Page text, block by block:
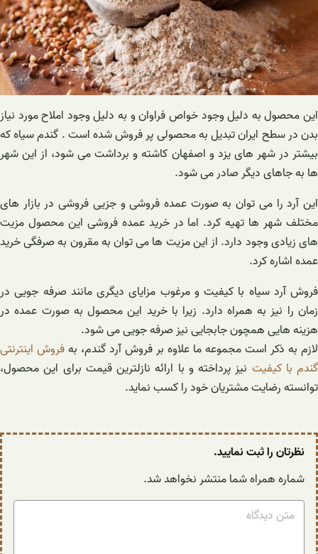
این محصول به دلیل وجود خواص فراوان و به دلیل وجود املاح مورد نیاز
بدن در سطح ایران تبدیل به محصولی پر فروش شده است . گندم سیاه که
بیشتر در شهر های یزد و اصفهان کاشته و برداشت می شود، از این شهر
ها به جاهای دیگر صادر می شود.
این آرد را می توان به صورت عمده فروشی و جزیی فروشی در بازار های
مختلف شهر ها تهیه کرد. اما در خرید عمده فروشی این محصول مزیت
های زیادی وجود دارد. از این مزیت ها می توان به مقرون به صرفگی خرید
عمده اشاره کرد.
فروش آرد سیاه با کیفیت و مرغوب مزایای دیگری مانند صرفه جویی در
زمان را نیز به همراه دارد. زیرا با خرید این محصول به صورت عمده در
هزینه هایی همچون جابجایی نیز صرفه جویی می شود.
لازم به ذکر است مجموعه ما علاوه بر فروش آرد گندم، بهفروش اینترنتی
گندم با کیفیت نیز پرداخته و با ارائه نازلترین قیمت برای این محصول،
توانسته رضایت مشتریان خود را کسب نماید.
نظرتان را ثبت نمایید.
شماره همراه شما منتشر نخواهد شد.